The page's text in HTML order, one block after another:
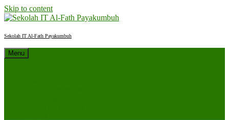
Skip to content
Sekolah IT Al-Fath Payakumbuh
Menu